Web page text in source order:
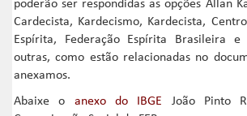
poderão ser respondidas as opções Allan
Cardecista, Kardecismo, Kardecista,
Espírita, Federação Espírita Brasileira e
outras, como estão relacionadas no
anexamos.
Abaixe o anexo do IBGE João Pinto